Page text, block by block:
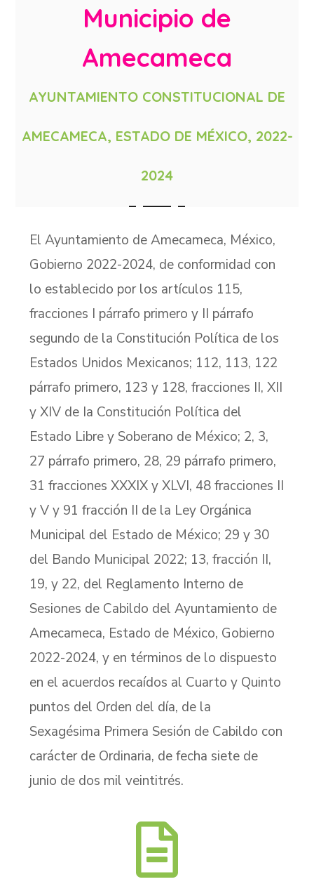
Municipio de
Amecameca
AYUNTAMIENTO CONSTITUCIONAL DE
AMECAMECA, ESTADO DE MÉXICO, 2022-
2024
El Ayuntamiento de Amecameca, México,
Gobierno 2022-2024, de conformidad con
lo establecido por los artículos 115,
fracciones I párrafo primero y II párrafo
segundo de la Constitución Política de los
Estados Unidos Mexicanos; 112, 113, 122
párrafo primero, 123 y 128, fracciones II, XII
y XIV de Ia Constitución Política del
Estado Libre y Soberano de México; 2, 3,
27 párrafo primero, 28, 29 párrafo primero,
31 fracciones XXXIX y XLVI, 48 fracciones II
y V y 91 fracción II de la Ley Orgánica
Municipal del Estado de México; 29 y 30
del Bando Municipal 2022; 13, fracción II,
19, y 22, del Reglamento Interno de
Sesiones de Cabildo del Ayuntamiento de
Amecameca, Estado de México, Gobierno
2022-2024, y en términos de lo dispuesto
en el acuerdos recaídos al Cuarto y Quinto
puntos del Orden del día, de la
Sexagésima Primera Sesión de Cabildo con
carácter de Ordinaria, de fecha siete de
junio de dos mil veintitrés.